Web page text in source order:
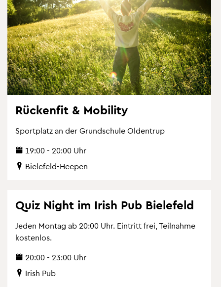
Rü­cken­fit & Mo­bi­li­ty
Sport­platz an der Grund­schu­le Ol­den­trup
19:00 - 20:00 Uhr
Bie­le­feld-Hee­pen
Quiz Night im Irish Pub Bie­le­feld
Jeden Mon­tag ab 20:00 Uhr. Ein­tritt frei, Teil­nah­me
kos­ten­los.
20:00 - 23:00 Uhr
Irish Pub